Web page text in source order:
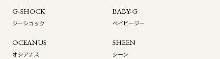
G-SHOCK
ジーショック
BABY-G
ベイビージー
OCEANUS
オシアナス
SHEEN
シーン